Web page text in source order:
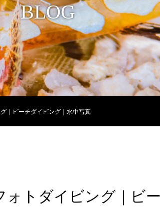
BLOG
｜ビーチダイビング｜水中写真
ォトダイビング｜ビー